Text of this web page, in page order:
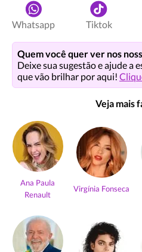
Whatsapp Tiktok
Quem você quer ver nos
Deixe sua sugestão e ajude a
que vão brilhar por aqui!
Veja mais
Ana Paula
Renault
Virgínia Fonseca